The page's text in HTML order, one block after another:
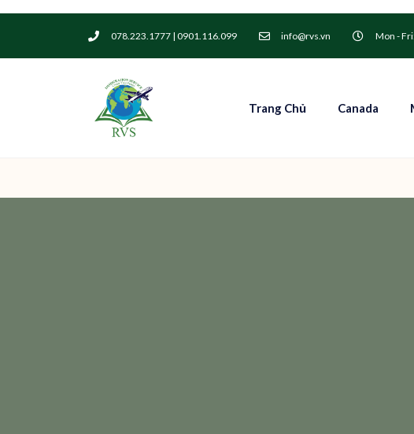
078.223.1777 | 0901.116.099 info@rvs.vn Mon -
Trang Chủ Canada